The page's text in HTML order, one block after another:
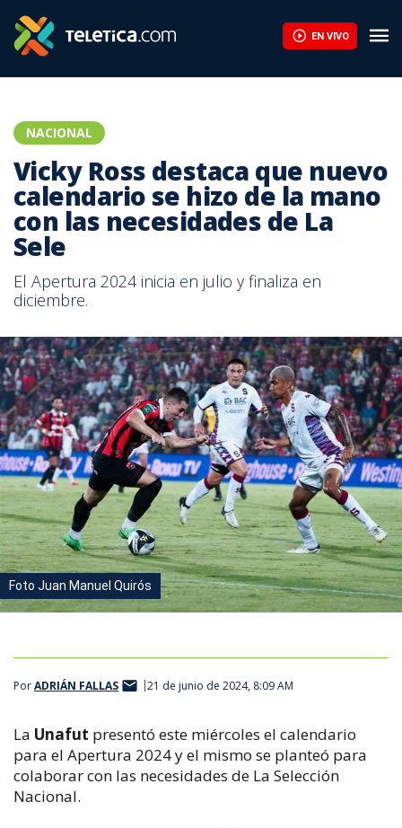
EN VIVO
NACIONAL
Vicky Ross destaca que nuevo
calendario se hizo de la mano
con las necesidades de La
Sele
El Apertura 2024 inicia en julio y finaliza en
diciembre.
Foto Juan Manuel Quirós
PorADRIÁN FALLAS 21 de junio de 2024, 8:09 AM
La Unafut presentó este miércoles el calendario
para el Apertura 2024 y el mismo se planteó para
colaborar con las necesidades de La Selección
Nacional.